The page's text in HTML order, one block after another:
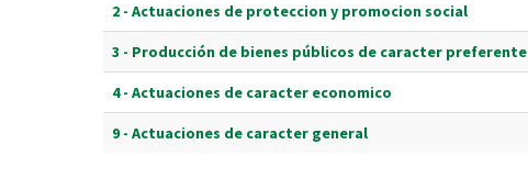
2 - Actuaciones de proteccion y promocion social
3 - Producción de bienes públicos de caracter preferente
4 - Actuaciones de caracter economico
9 - Actuaciones de caracter general